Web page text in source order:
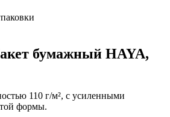
бумажный HAYA,
110 г/м², с усиленными
формы.